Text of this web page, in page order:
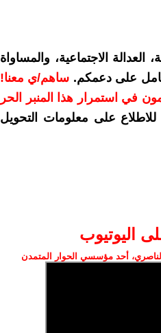
الاجتماعية، والمساواة
كامل على دعمكم. ساهم/ي معنا!
تساهمون في استمرار هذا المنبر الحر
للاطلاع على معلومات التحويل
اليوتيوب
أحد مؤسسي الحوار المتمدن